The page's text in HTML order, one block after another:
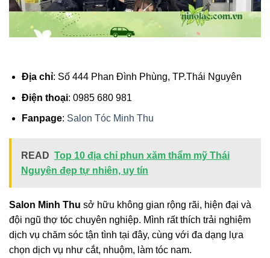
Địa chỉ: Số 444 Phan Đình Phùng, TP.Thái Nguyên
Điện thoại: 0985 680 981
Fanpage: Salon Tóc Minh Thu
READ Top 10 địa chỉ phun xăm thẩm mỹ Thái
Nguyên đẹp tự nhiên, uy tín
Salon Minh Thu sở hữu không gian rộng rãi, hiện đại và
đội ngũ thợ tóc chuyên nghiệp. Mình rất thích trải nghiệm
dịch vụ chăm sóc tận tình tại đây, cùng với đa dạng lựa
chọn dịch vụ như cắt, nhuộm, làm tóc nam.